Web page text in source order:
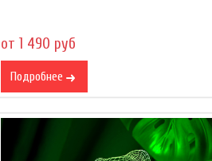
от 1 490 руб
Подробнее